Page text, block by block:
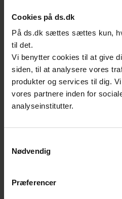
Cookies på ds.dk
På ds.dk sættes sættes kun,
til det.
Vi benytter cookies til at give
siden, til at analysere vores
produkter og services til dig.
vores partnere inden for
analyseinstitutter.
Nødvendig
Præferencer
arbejdsgrupperne:
CLC/SR 10 Reporting
IEC/TC 10 Fluids for
Applications
Målgruppe
Sammen sætter vi